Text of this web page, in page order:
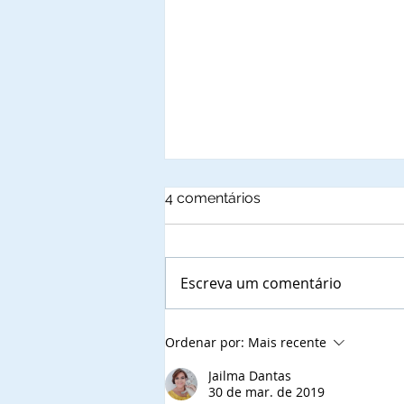
Autoridades municipais do
Estado da Paraiba, que já
confirmaram a presença
nas solenidades de outorga
4 comentários
Escreva um comentário
Ordenar por: Mais recente
Jailma Dantas
30 de mar. de 2019